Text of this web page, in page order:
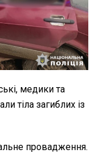
медики та
тіла загиблих із
провадження.